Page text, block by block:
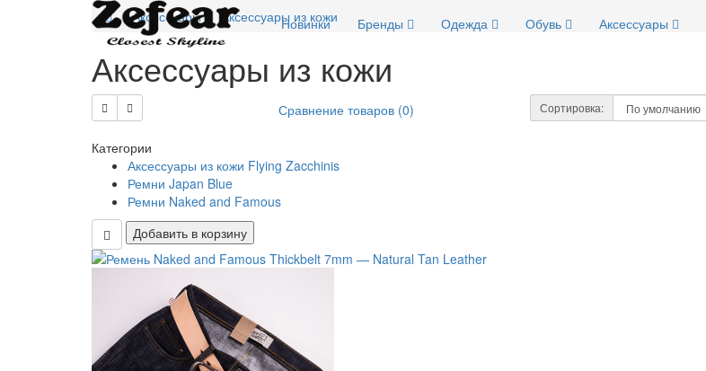
Новинки Бренды Одежда Обувь Аксессуары
Аксессуары Аксессуары из кожи
Аксессуары из кожи
Сравнение товаров (0) Сортировка:
Категории
Аксессуары из кожи Flying Zacchinis
Ремни Japan Blue
Ремни Naked and Famous
Добавить в корзину